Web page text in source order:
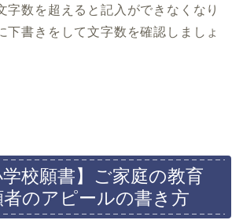
字数を超えると記入ができなくなり
下書きをして文字数を確認しましょ
学校願書】ご家庭の教育
のアピールの書き方